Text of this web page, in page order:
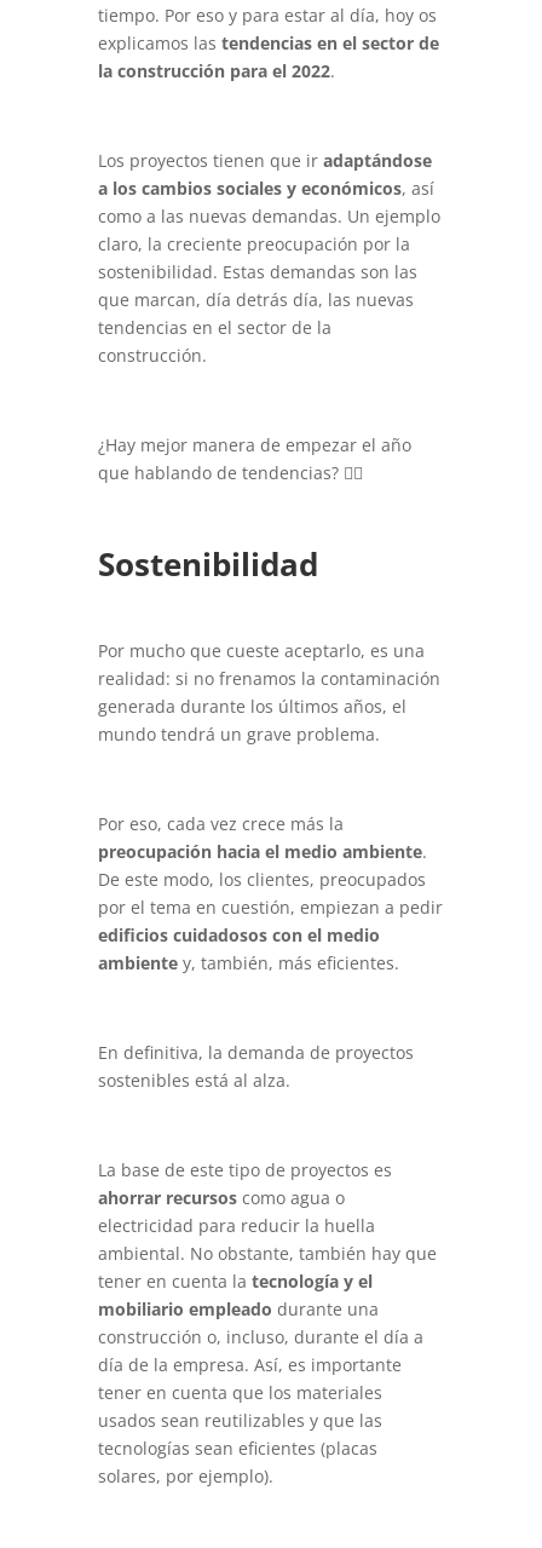
tiempo. Por eso y para estar al día, hoy os
explicamos las tendencias en el sector de
la construcción para el 2022.
Los proyectos tienen que ir adaptándose
a los cambios sociales y económicos, así
como a las nuevas demandas. Un ejemplo
claro, la creciente preocupación por la
sostenibilidad. Estas demandas son las
que marcan, día detrás día, las nuevas
tendencias en el sector de la
construcción.
¿Hay mejor manera de empezar el año
que hablando de tendencias? 👇🏻
Sostenibilidad
Por mucho que cueste aceptarlo, es una
realidad: si no frenamos la contaminación
generada durante los últimos años, el
mundo tendrá un grave problema.
Por eso, cada vez crece más la
preocupación hacia el medio ambiente.
De este modo, los clientes, preocupados
por el tema en cuestión, empiezan a pedir
edificios cuidadosos con el medio
ambientey, también, más eficientes.
En definitiva, la demanda de proyectos
sostenibles está al alza.
La base de este tipo de proyectos es
ahorrar recursoscomo agua o
electricidad para reducir la huella
ambiental. No obstante, también hay que
tener en cuenta la tecnología y el
mobiliario empleado durante una
construcción o, incluso, durante el día a
día de la empresa. Así, es importante
tener en cuenta que los materiales
usados sean reutilizables y que las
tecnologías sean eficientes (placas
solares, por ejemplo).